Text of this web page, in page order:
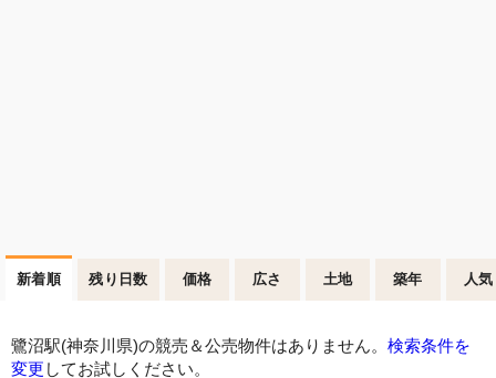
新着順 残り日数 価格 広さ 土地 築年 人気
鷺沼駅(神奈川県)の競売＆公売物件はありません。 検索条件を
変更 してお試しください。